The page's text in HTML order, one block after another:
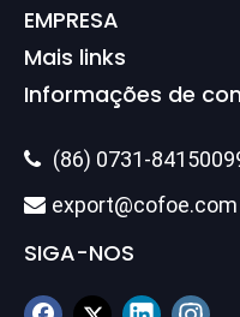
EMPRESA
Mais links
Informações de
 (86) 0731-
 export@cofoe.com
SIGA-NOS